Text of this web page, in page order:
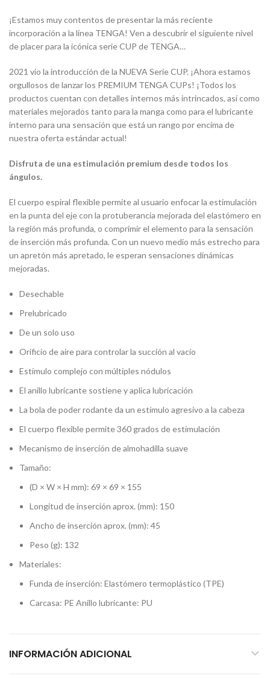
¡Estamos muy contentos de presentar la más reciente
incorporación a la línea TENGA! Ven a descubrir el siguiente nivel
de placer para la icónica serie CUP de TENGA…
2021 vio la introducción de la NUEVA Serie CUP. ¡Ahora estamos
orgullosos de lanzar los PREMIUM TENGA CUPs! ¡Todos los
productos cuentan con detalles internos más intrincados, así como
materiales mejorados tanto para la manga como para el lubricante
interno para una sensación que está un rango por encima de
nuestra oferta estándar actual!
Disfruta de una estimulación premium desde todos los
ángulos.
El cuerpo espiral flexible permite al usuario enfocar la estimulación
en la punta del eje con la protuberancia mejorada del elastómero en
la región más profunda, o comprimir el elemento para la sensación
de inserción más profunda. Con un nuevo medio más estrecho para
un apretón más apretado, le esperan sensaciones dinámicas
mejoradas.
Desechable
Prelubricado
De un solo uso
Orificio de aire para controlar la succión al vacío
Estímulo complejo con múltiples nódulos
El anillo lubricante sostiene y aplica lubricación
La bola de poder rodante da un estímulo agresivo a la cabeza
El cuerpo flexible permite 360 grados de estimulación
Mecanismo de inserción de almohadilla suave
Tamaño:
(D × W × H mm): 69 × 69 × 155
Longitud de inserción aprox. (mm): 150
Ancho de inserción aprox. (mm): 45
Peso (g): 132
Materiales:
Funda de inserción: Elastómero termoplástico (TPE)
Carcasa: PE Anillo lubricante: PU
INFORMACIÓN ADICIONAL